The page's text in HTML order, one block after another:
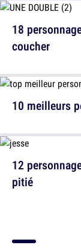
10 meilleurs
18
coucher
12
pitié